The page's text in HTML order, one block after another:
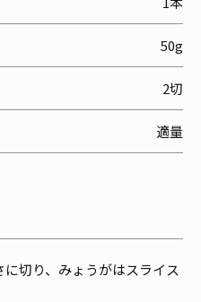
50g
2切
適量
切り、みょうがはスライス